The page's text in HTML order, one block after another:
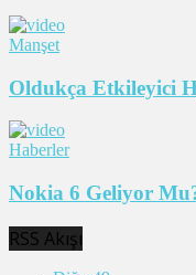
Manşet
Oldukça Etkileyici
Haberler
Nokia 6 Geliyor
RSS Akışı